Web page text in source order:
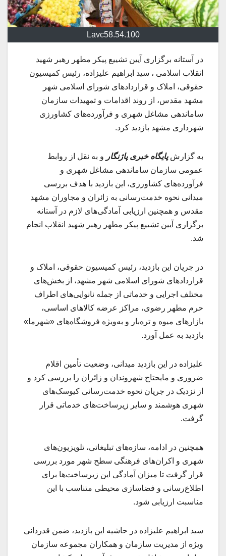
Lavc58.54.100
در آستانه برگزاری آیین تشییع پیکر مطهر رهبر شهید
انقلاب اسلامی ، سید ابراهیم علیزاده، رئیس کمیسیون
حقوقی، املاک و قراردادهای شورای اسلامی شهر
مشهد مقدس، از روند اقدامات و تمهیدات سازمان
ساماندهی مشاغل شهری و فرآورده‌های کشاورزی
شهرداری مشهد بازدید کرد.
به گزارشپایگاه خبری پاژنگار و به نقل از روابط
عمومی سازمان ساماندهی مشاغل شهری و
فرآورده‌های کشاورزی، این بازدید با هدف بررسی
میدانی نحوه خدمت‌رسانی به زائران و مجاوران مشهد
مقدس و همچنین ارزیابی آمادگی‌های لازم در آستانه
برگزاری آیین تشییع پیکر مطهر رهبر شهید انقلاب انجام
شد.
در جریان این بازدید، رئیس کمیسیون حقوقی، املاک و
قراردادهای شورای اسلامی شهر مشهد، از بخش‌های
مختلف اجرایی و خدماتی از جمله نانوایی‌های اطراف
حرم مطهر رضوی، مراکز عرضه کالاهای اساسی،
بازارهای میوه و تره‌بار و به‌ویژه فروشگاه‌های «شهرما»
بازدید به عمل آورد.
علیزاده در این بازدید میدانی، وضعیت تأمین اقلام
ضروری و مایحتاج شهروندان و زائران را بررسی کرد و
از نزدیک در جریان نحوه خدمت‌رسانی کیوسک‌های
شهری هوشمند و سایر زیرساخت‌های خدماتی قرار
گرفت.
همچنین در ادامه، سازه‌های تبلیغاتی، تلویزیون‌های
شهری و اکران‌های فرهنگی سطح شهر مورد بررسی
قرار گرفت تا میزان آمادگی این زیرساخت‌ها برای
اطلاع‌رسانی و فضاسازی محیطی متناسب با این
مناسبت ارزیابی شود.
سید ابراهیم علیزاده در حاشیه این بازدید، ضمن قدردانی
ویژه از مدیریت سازمان و همکاران مجموعه سازمان